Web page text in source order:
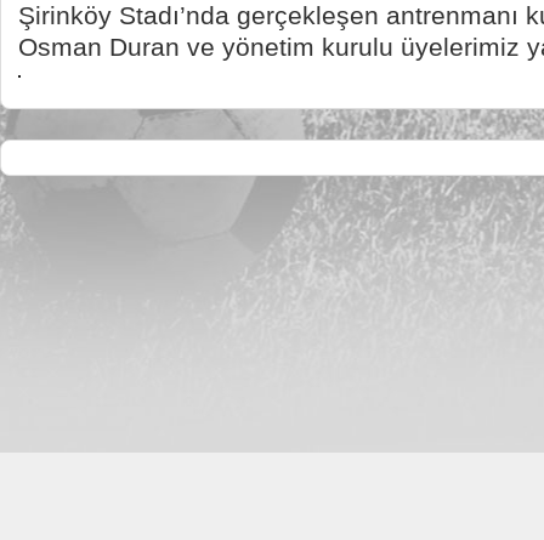
Şirinköy Stadı’nda gerçekleşen antrenmanı
Osman Duran ve yönetim kurulu üyelerimiz